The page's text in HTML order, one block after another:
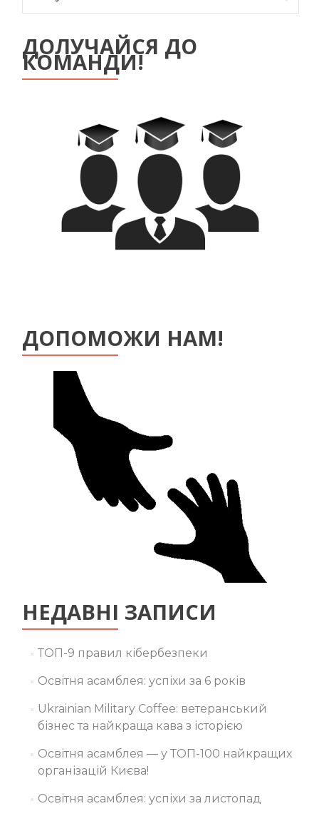
ДОЛУЧАЙСЯ ДО
КОМАНДИ!
ДОПОМОЖИ НАМ!
НЕДАВНІ ЗАПИСИ
ТОП-9 правил кібербезпеки
Освітня асамблея: успіхи за 6 років
Ukrainian Military Coffee: ветеранський
бізнес та найкраща кава з історією
Освітня асамблея — у ТОП-100 найкращих
організацій Києва!
Освітня асамблея: успіхи за листопад